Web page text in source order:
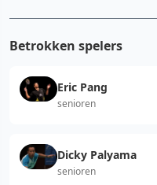
Betrokken spelers
Eric Pang
senioren
Dicky Palyama
senioren